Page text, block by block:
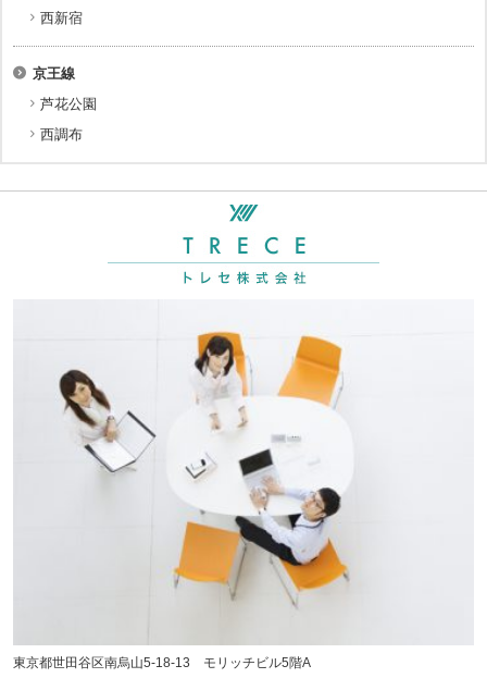
西新宿
京王線
芦花公園
西調布
東京都世田谷区南烏山5-18-13 モリッチビル5階A